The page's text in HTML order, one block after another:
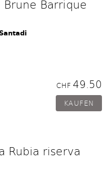
Brune Barrique
CHF 49.50
Rubia riserva